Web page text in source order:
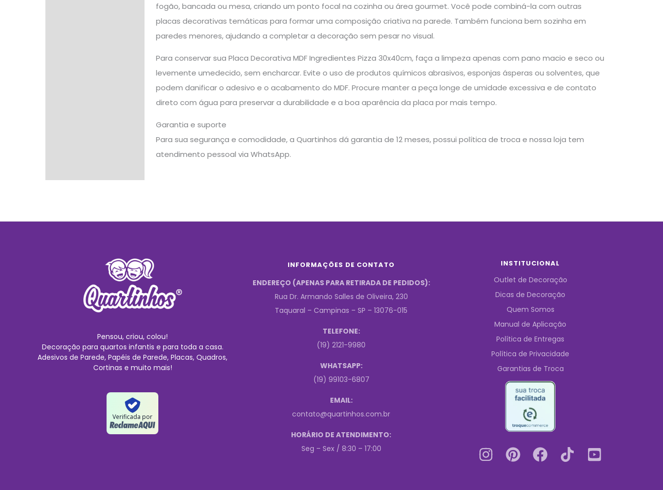
fogão, bancada ou mesa, criando um ponto focal na cozinha ou área gourmet. Você pode combiná-la com outras
placas decorativas temáticas para formar uma composição criativa na parede. Também funciona bem sozinha em
paredes menores, ajudando a completar a decoração sem pesar no visual.
Para conservar sua Placa Decorativa MDF Ingredientes Pizza 30x40cm, faça a limpeza apenas com pano macio e seco ou
levemente umedecido, sem encharcar. Evite o uso de produtos químicos abrasivos, esponjas ásperas ou solventes, que
podem danificar o adesivo e o acabamento do MDF. Procure manter a peça longe de umidade excessiva e de contato
direto com água para preservar a durabilidade e a boa aparência da placa por mais tempo.
Garantia e suporte
Para sua segurança e comodidade, a Quartinhos dá garantia de 12 meses, possui política de troca e nossa loja tem
atendimento pessoal via WhatsApp.
Pensou, criou, colou!
Decoração para quartos infantis e para toda a casa.
Adesivos de Parede, Papéis de Parede, Placas, Quadros,
Cortinas e muito mais!
Verificada por
INFORMAÇÕES DE CONTATO
ENDEREÇO (APENAS PARA RETIRADA DE PEDIDOS):
Rua Dr. Armando Salles de Oliveira, 230
Taquaral – Campinas – SP – 13076-015
TELEFONE:
(19) 2121-9980
WHATSAPP:
(19) 99103-6807
EMAIL:
contato@quartinhos.com.br
HORÁRIO DE ATENDIMENTO:
Seg – Sex / 8:30 – 17:00
INSTITUCIONAL
Outlet de Decoração
Dicas de Decoração
Quem Somos
Manual de Aplicação
Política de Entregas
Política de Privacidade
Garantias de Troca